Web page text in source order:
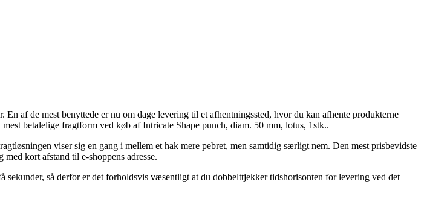
af de mest benyttede er nu om dage levering til et afhentningssted, hvor du kan afhente produkterne
betalelige fragtform ved køb af Intricate Shape punch, diam. 50 mm, lotus, 1stk..
viser sig en gang i mellem et hak mere pebret, men samtidig særligt nem. Den mest prisbevidste
kort afstand til e-shoppens adresse.
så derfor er det forholdsvis væsentligt at du dobbelttjekker tidshorisonten for levering ved det